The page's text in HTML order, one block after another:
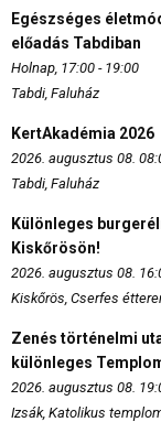
Egészséges
előadás Tabdiban
Holnap, 17:00 - 19:00
Tabdi, Faluház
KertAkadémia 2026
2026. augusztus 08.
Tabdi, Faluház
Különleges
Kiskőrösön!
2026. augusztus 08.
Kiskőrös, Cserfes
Zenés történelmi
különleges
2026. augusztus 08.
Izsák, Katolikus